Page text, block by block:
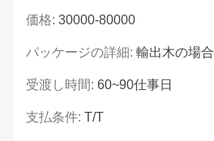
価格: 30000-80000
パッケージの詳細: 輸出木の場合
受渡し時間: 60~90仕事日
支払条件: T/T